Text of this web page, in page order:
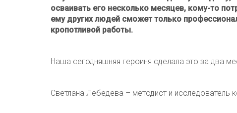
осваивать его несколько месяцев, кому-то
ему других людей сможет только
кропотливой работы.
Наша сегодняшняя героиня сделала это за два
Светлана Лебедева – методист и исследователь